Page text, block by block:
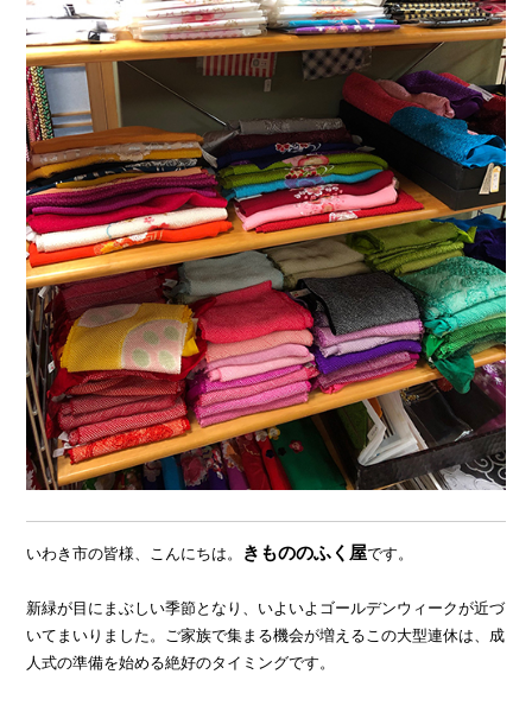
いわき市の皆様、こんにちは。 きもののふく屋です。
新緑が目にまぶしい季節となり、いよいよゴールデンウィークが近づ
いてまいりました。ご家族で集まる機会が増えるこの大型連休は、成
人式の準備を始める絶好のタイミングです。